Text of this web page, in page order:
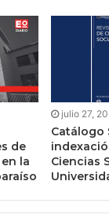
de
la
julio 27,
Catálogo
Ciencias